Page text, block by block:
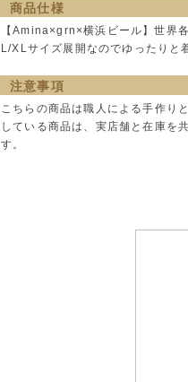
商品仕様
【Amina×grn×横浜ビール】世界
L/XLサイズ展開なのでゆったりと
注意事項
こちらの商品は職人による手作り
している商品は、実店舗と在庫を
す。